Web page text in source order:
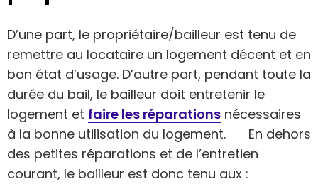
D’une part, le propriétaire/bailleur est tenu de
remettre au locataire un logement décent et en
bon état d’usage. D’autre part, pendant toute la
durée du bail, le bailleur doit entretenir le
logement et faire les réparations nécessaires
à la bonne utilisation du logement. En dehors
des petites réparations et de l’entretien
courant, le bailleur est donc tenu aux :